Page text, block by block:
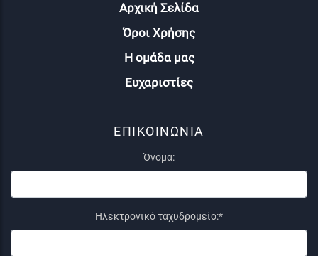
Αρχική Σελίδα
Όροι Χρήσης
Η ομάδα μας
Ευχαριστίες
ΕΠΙΚΟΙΝΩΝΙΑ
Όνομα:
Ηλεκτρονικό ταχυδρομείο:*